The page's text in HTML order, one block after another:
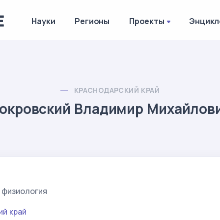
Науки Регионы Проекты
КРАСНОДАРСКИЙ КРАЙ
Владимир
край